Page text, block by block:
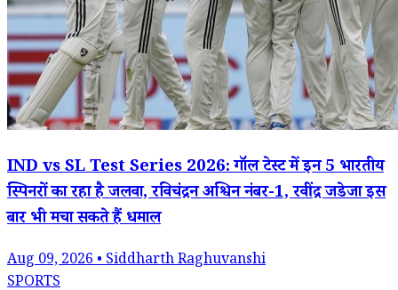
IND vs SL Test Series 2026: गॉल टेस्ट में इन 5 भारतीय
स्पिनरों का रहा है जलवा, रविचंद्रन अश्विन नंबर-1, रवींद्र जडेजा इस
बार भी मचा सकते हैं धमाल
Aug 09, 2026 • Siddharth Raghuvanshi
SPORTS